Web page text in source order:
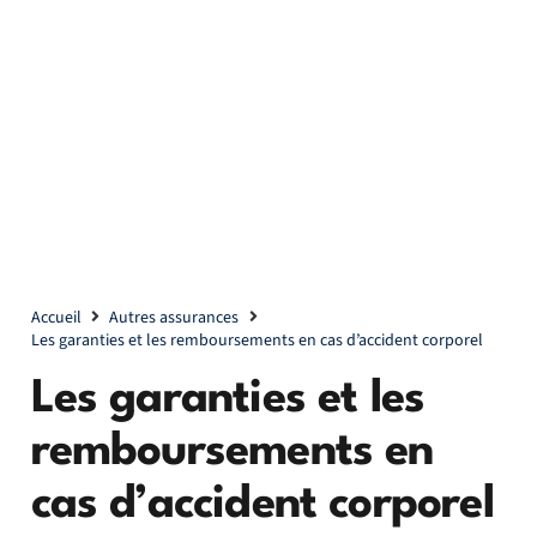
Accueil
Autres assurances
Les garanties et les remboursements en cas d’accident corporel
Les garanties et les
remboursements en
cas d’accident corporel